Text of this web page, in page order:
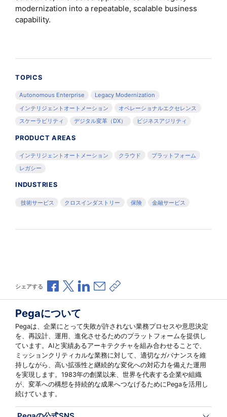
modernization into a repeatable, scalable business
capability.
TOPICS
Autonomous Enterprise
Legacy Modernization
インテリジェントオートメーション
オペレーショナルエクセレンス
スケーラビリティ
デジタル変革（DX） ビジネスアジリティ
PRODUCT AREAS
インテリジェントオートメーション クラウド
プラットフォーム
レガシー
INDUSTRIES
技術サービス クロスインダストリー 保険 金融サービス
シェアする Facebookで共有
Xで共有LinkedInで共有
メールで共有
共有リンクをコピー
Pegaについて
Pegaは、企業にとって失敗が許されない業務プロセスや意思決定
を、再設計、運用、進化させるためのプラットフォームを提供し
ています。AIと実績あるアーキテクチャを組み合わせることで、
ミッションクリティカルな業務に対して、適切なガバナンスを維
持しながら、高い拡張性と継続的な変化への対応力を備えた運用
を実現します。1983年の創業以来、世界を代表する企業や組織
が、変革への構想を持続的な成果へつなげるためにPegaを活用し
続けています。